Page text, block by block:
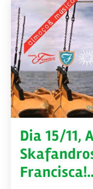
Dia 15/11,